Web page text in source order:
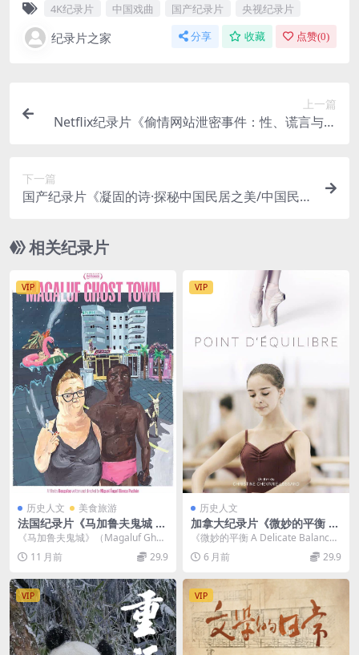
4K纪录片 中国戏曲 国产纪录片 央视纪录片
纪录片之家 分享 收藏 点赞(0)
上一篇
Netflix纪录片《偷情网站泄密事件：性、谎言与丑
超清/2160P/MKV/13.2G
下一篇
国产纪录片《凝固的诗·探秘中国民居之美/中国民居
ure》全10集 国语中字 4K超清/2160P/MP4/5.37G
相关纪录片
VIP
历史人文 美食旅游
法国纪录片《马加鲁夫鬼城 M
agaluf Ghost Town 2021》
法语中英双字 官方纯净版 108
0P/MKV/3.84G 法国小镇旅游
《马加鲁夫鬼城》（Magaluf Ghos
t Town, 2021）是一部法国纪...
11 月前 29.9
VIP
历史人文
加拿大纪录片《微妙的平衡 A
Delicate Balance 2018》法
语英字 官方纯净版 1080P/M
KV/3.45G 梦想的代价
《微妙的平衡 A Delicate Balance
2018》 加拿大纪录片《微...
6 月前 29.9
VIP VIP